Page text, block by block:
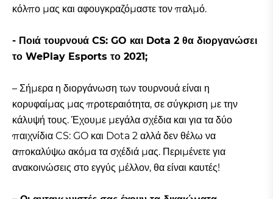
κόλπο μας και αφουγκραζόμαστε τον παλμό.
- Ποιά τουρνουά CS: GO και Dota 2 θα διοργανώσει
το WePlay Esports το 2021;
– Σήμερα η διοργάνωση των τουρνουά είναι η
κορυφαίμας μας προτεραιότητα, σε σύγκριση με την
κάλυψή τους. Έχουμε μεγάλα σχέδια και για τα δύο
παιχνίδια CS: GO και Dota 2 αλλά δεν θέλω να
αποκαλύψω ακόμα τα σχέδιά μας. Περιμένετε για
ανακοινώσεις στο εγγύς μέλλον, θα είναι καυτές!